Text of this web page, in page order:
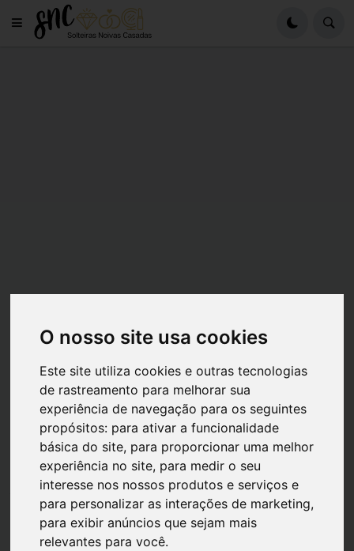
O nosso site usa cookies
Este site utiliza cookies e outras tecnologias
de rastreamento para melhorar sua
experiência de navegação para os seguintes
propósitos: para ativar a funcionalidade
básica do site, para proporcionar uma melhor
experiência no site, para medir o seu
interesse nos nossos produtos e serviços e
para personalizar as interações de marketing,
para exibir anúncios que sejam mais
relevantes para você.
Página inicial Casa
Aproveitando o Espaço da
Casa